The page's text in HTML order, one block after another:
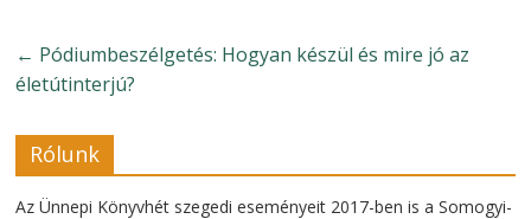
← Pódiumbeszélgetés: Hogyan készül és mire jó az
életútinterjú?
Rólunk
Az Ünnepi Könyvhét szegedi eseményeit 2017-ben is a Somogyi-